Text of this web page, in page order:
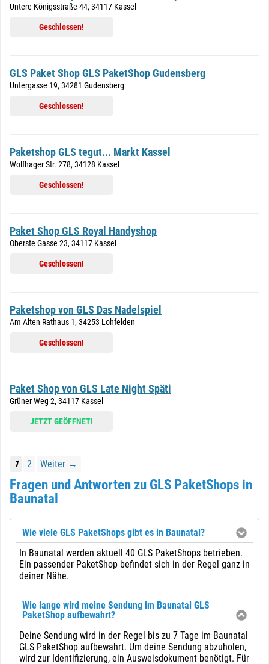
Untere Königsstraße 44, 34117 Kassel
Geschlossen!
GLS Paket Shop GLS PaketShop Gudensberg
Untergasse 19, 34281 Gudensberg
Geschlossen!
Paketshop GLS tegut... Markt Kassel
Wolfhager Str. 278, 34128 Kassel
Geschlossen!
Paket Shop GLS Royal Handyshop
Oberste Gasse 23, 34117 Kassel
Geschlossen!
Paketshop von GLS Das Nadelspiel
Am Alten Rathaus 1, 34253 Lohfelden
Geschlossen!
Paket Shop von GLS Late Night Späti
Grüner Weg 2, 34117 Kassel
JETZT GEÖFFNET!
1 2 Weiter →
Fragen und Antworten zu GLS PaketShops in
Baunatal
Wie viele GLS PaketShops gibt es in Baunatal?
In Baunatal werden aktuell 40 GLS PaketShops betrieben.
Ein passender PaketShop befindet sich in der Regel ganz in
deiner Nähe.
Wie lange wird meine Sendung im Baunatal GLS
PaketShop aufbewahrt?
Deine Sendung wird in der Regel bis zu 7 Tage im Baunatal
GLS PaketShop aufbewahrt. Um deine Sendung abzuholen,
wird zur Identifizierung, ein Ausweisdokument benötigt. Für